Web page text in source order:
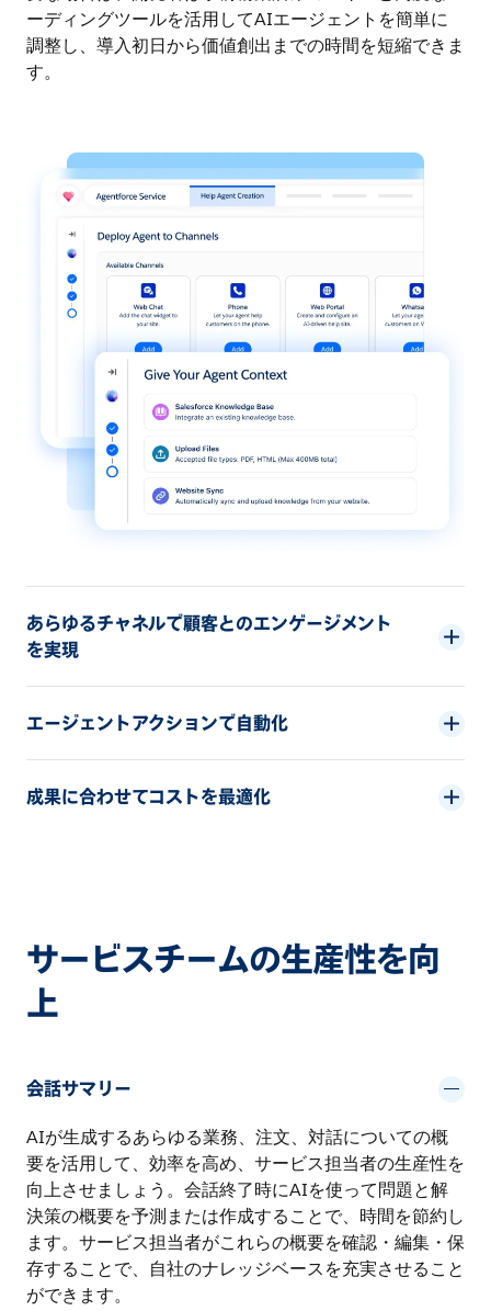
ーディングツールを活用してAIエージェントを簡単に
調整し、導入初日から価値創出までの時間を短縮できま
す。
あらゆるチャネルで顧客とのエンゲージメント
を実現
エージェントアクションで自動化
成果に合わせてコストを最適化
サービスチームの生産性を向
上
会話サマリー
AIが生成するあらゆる業務、注文、対話についての概
要を活用して、効率を高め、サービス担当者の生産性を
向上させましょう。会話終了時にAIを使って問題と解
決策の概要を予測または作成することで、時間を節約し
ます。サービス担当者がこれらの概要を確認・編集・保
存することで、自社のナレッジベースを充実させること
ができます。